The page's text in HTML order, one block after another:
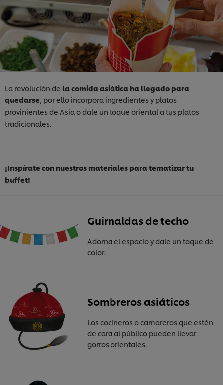
La revolución de la comida asiática ha llegado para
quedarse , por ello incorpora ingredientes y platos
provinientes de Asia o dale un toque oriental a tus platos
tradicionales.
¡Inspírate con nuestros materiales para tematizar tu
buffet!
Guirnaldas de techo
Adorna el espacio y dale un toque de
color.
Sombreros asiáticos
Los cocineros o camareros que estén
de cara al público pueden llevar
gorros orientales.